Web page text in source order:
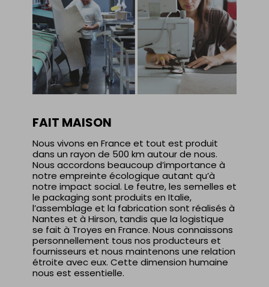
FAIT MAISON
Nous vivons en France et tout est produit
dans un rayon de 500 km autour de nous.
Nous accordons beaucoup d’importance à
notre empreinte écologique autant qu’à
notre impact social. Le feutre, les semelles et
le packaging sont produits en Italie,
l’assemblage et la fabrication sont réalisés à
Nantes et à Hirson, tandis que la logistique
se fait à Troyes en France. Nous connaissons
personnellement tous nos producteurs et
fournisseurs et nous maintenons une relation
étroite avec eux. Cette dimension humaine
nous est essentielle.